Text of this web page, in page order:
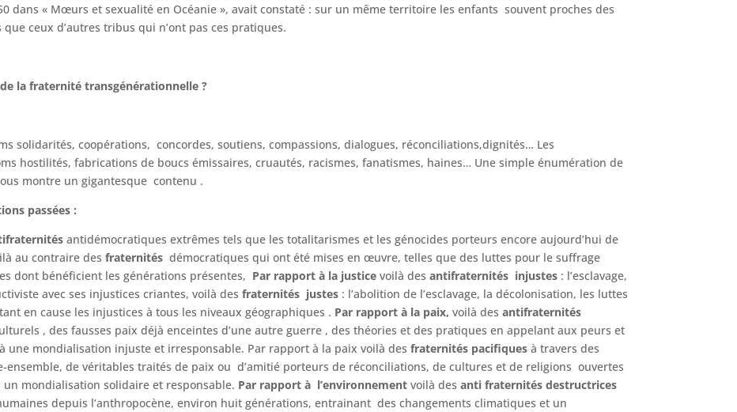
dans « Mœurs et sexualité en Océanie », avait constaté : sur un même territoire les enfants souvent proches des
ceux d’autres tribus qui n’ont pas ces pratiques.
de la fraternité transgénérationnelle ?
solidarités, coopérations, concordes, soutiens, compassions, dialogues, réconciliations,dignités… Les
hostilités, fabrications de boucs émissaires, cruautés, racismes, fanatismes, haines… Une simple énumération de
montre un gigantesque contenu .
passées :
antidémocratiques extrêmes tels que les totalitarismes et les génocides porteurs encore aujourd’hui de
au contraire desfraternités démocratiques qui ont été mises en œuvre, telles que des luttes pour le suffrage
dont bénéficient les générations présentes, Par rapport à la justicevoilà desantifraternités injustes : l’esclavage,
avec ses injustices criantes, voilà desfraternités justes : l’abolition de l’esclavage, la décolonisation, les luttes
en cause les injustices à tous les niveaux géographiques . Par rapport à la paix, voilà desantifraternités
, des fausses paix déjà enceintes d’une autre guerre , des théories et des pratiques en appelant aux peurs et
une mondialisation injuste et irresponsable. Par rapport à la paix voilà desfraternités pacifiques à travers des
de véritables traités de paix ou d’amitié porteurs de réconciliations, de cultures et de religions ouvertes
mondialisation solidaire et responsable. Par rapport à l’environnementvoilà des anti fraternités destructrices
depuis l’anthropocène, environ huit générations, entrainant des changements climatiques et un